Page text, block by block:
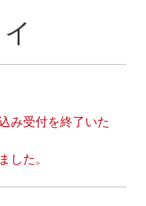
み受付を終了いた
した。